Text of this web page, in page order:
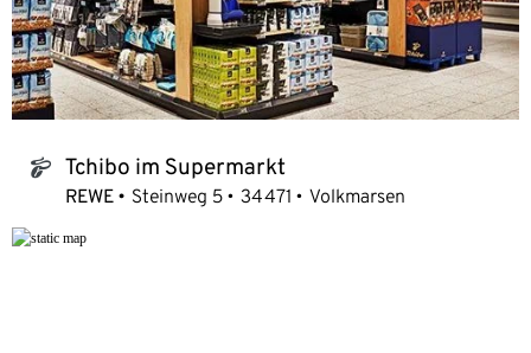
tchibo_logo Tchibo im Supermarkt
REWE Steinweg 5 34471 Volkmarsen